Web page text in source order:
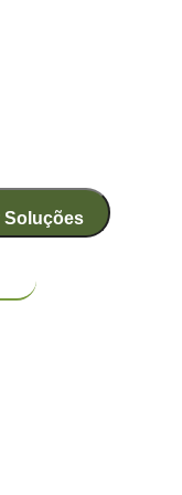
Soluções